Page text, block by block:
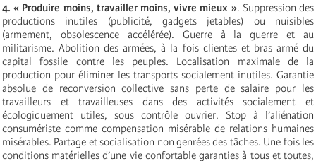
4. « Produire moins, travailler moins, vivre mieux ». Suppression des
productions inutiles (publicité, gadgets jetables) ou nuisibles
(armement, obsolescence accélérée). Guerre à la guerre et au
militarisme. Abolition des armées, à la fois clientes et bras armé du
capital fossile contre les peuples. Localisation maximale de la
production pour éliminer les transports socialement inutiles. Garantie
absolue de reconversion collective sans perte de salaire pour les
travailleurs et travailleuses dans des activités socialement et
écologiquement utiles, sous contrôle ouvrier. Stop à l’aliénation
consumériste comme compensation misérable de relations humaines
misérables. Partage et socialisation non genrées des tâches. Une fois les
conditions matérielles d’une vie confortable garanties à tous et toutes,